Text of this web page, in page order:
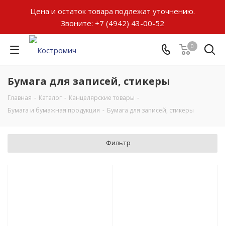
Цена и остаток товара подлежат уточнению.
Звоните: +7 (4942) 43-00-52
0
Бумага для записей, стикеры
Главная - Каталог - Канцелярские товары -
Бумага и бумажная продукция - Бумага для записей, стикеры
Фильтр